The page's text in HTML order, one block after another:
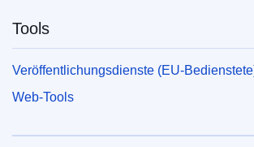
Tools
Veröffentlichungsdienste (EU-
Web-Tools